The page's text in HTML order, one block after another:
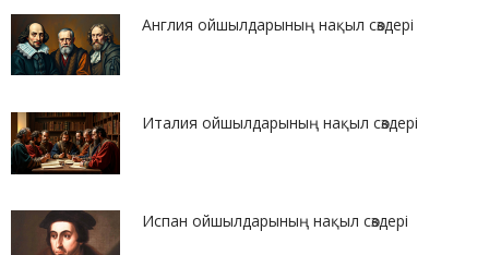
Англия ойшылдарының нақыл сөздері
Италия ойшылдарының нақыл сөздері
Испан ойшылдарының нақыл сөздері